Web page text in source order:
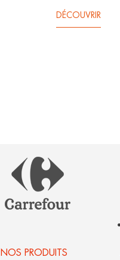
DÉCOUVRIR
NOS PRODUITS